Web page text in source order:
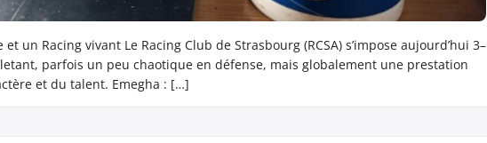
un Racing vivant Le Racing Club de Strasbourg (RCSA) s’impose aujourd’hui 3–
parfois un peu chaotique en défense, mais globalement une prestation
et du talent. Emegha : […]